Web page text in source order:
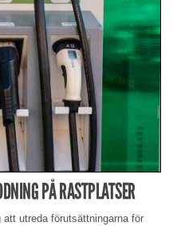
PÅ RASTPLATSER
att utreda förutsättningarna för